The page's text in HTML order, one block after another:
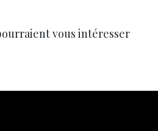
vous intéresser